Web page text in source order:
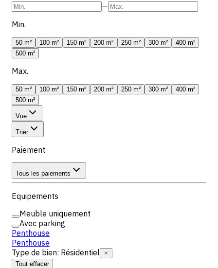
—
Min.
50 m² 100 m² 150 m² 200 m² 250 m² 300 m²
400 m²
500 m²
Max.
50 m² 100 m² 150 m² 200 m² 250 m² 300 m²
400 m²
500 m²
Vue
Trier
Paiement
Tous les paiements
Equipements
Meuble uniquement
Avec parking
Penthouse
Penthouse
Type de bien: Résidentiel
Tout effacer